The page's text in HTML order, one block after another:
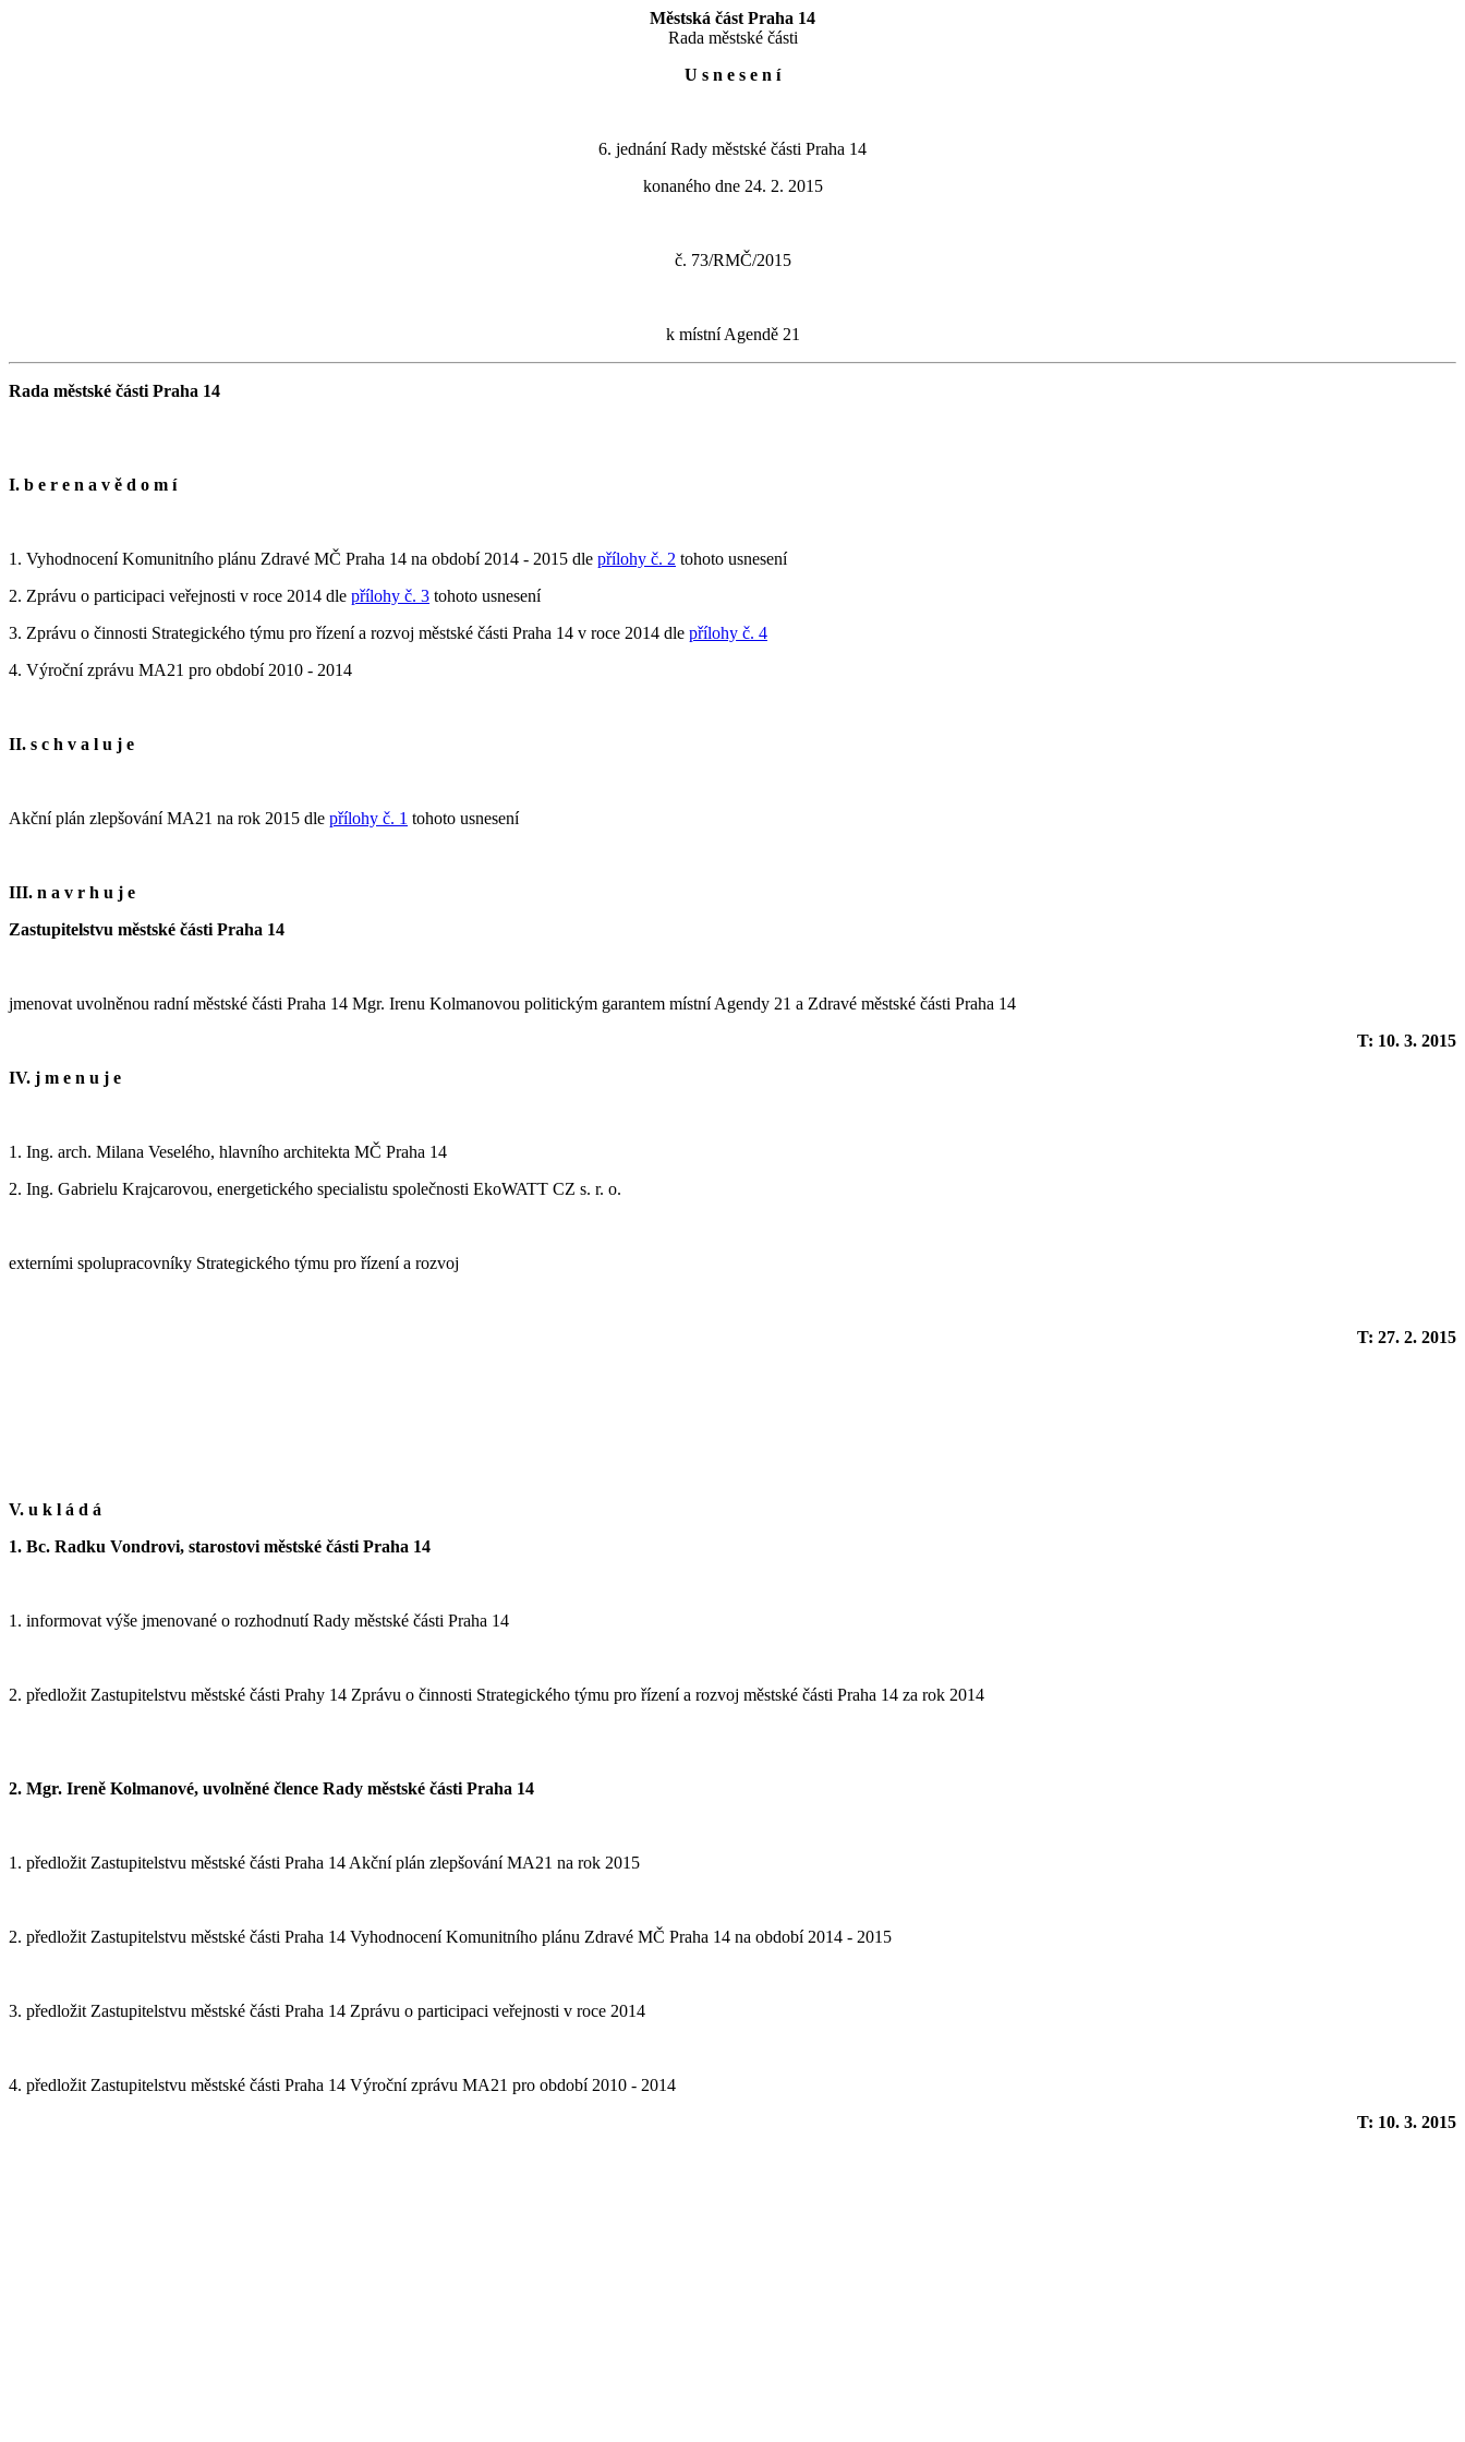
Městská část Praha 14
Rada městské části
U s n e s e n í
6. jednání Rady městské části Praha 14
konaného dne 24. 2. 2015
č. 73/RMČ/2015
k místní Agendě 21
Rada městské části Praha 14
I. b e r e n a v ě d o m í
1. Vyhodnocení Komunitního plánu Zdravé MČ Praha 14 na období 2014 - 2015 dle přílohy č. 2 tohoto usnesení
2. Zprávu o participaci veřejnosti v roce 2014 dle přílohy č. 3 tohoto usnesení
3. Zprávu o činnosti Strategického týmu pro řízení a rozvoj městské části Praha 14 v roce 2014 dle přílohy č. 4
4. Výroční zprávu MA21 pro období 2010 - 2014
II. s c h v a l u j e
Akční plán zlepšování MA21 na rok 2015 dle přílohy č. 1 tohoto usnesení
III. n a v r h u j e
Zastupitelstvu městské části Praha 14
jmenovat uvolněnou radní městské části Praha 14 Mgr. Irenu Kolmanovou politickým garantem místní Agendy 21 a Zdravé městské části Praha 14
T: 10. 3. 2015
IV. j m e n u j e
1. Ing. arch. Milana Veselého, hlavního architekta MČ Praha 14
2. Ing. Gabrielu Krajcarovou, energetického specialistu společnosti EkoWATT CZ s. r. o.
externími spolupracovníky Strategického týmu pro řízení a rozvoj
T: 27. 2. 2015
V. u k l á d á
1. Bc. Radku Vondrovi, starostovi městské části Praha 14
1. informovat výše jmenované o rozhodnutí Rady městské části Praha 14
2. předložit Zastupitelstvu městské části Prahy 14 Zprávu o činnosti Strategického týmu pro řízení a rozvoj městské části Praha 14 za rok 2014
2. Mgr. Ireně Kolmanové, uvolněné člence Rady městské části Praha 14
1. předložit Zastupitelstvu městské části Praha 14 Akční plán zlepšování MA21 na rok 2015
2. předložit Zastupitelstvu městské části Praha 14 Vyhodnocení Komunitního plánu Zdravé MČ Praha 14 na období 2014 - 2015
3. předložit Zastupitelstvu městské části Praha 14 Zprávu o participaci veřejnosti v roce 2014
4. předložit Zastupitelstvu městské části Praha 14 Výroční zprávu MA21 pro období 2010 - 2014
T: 10. 3. 2015